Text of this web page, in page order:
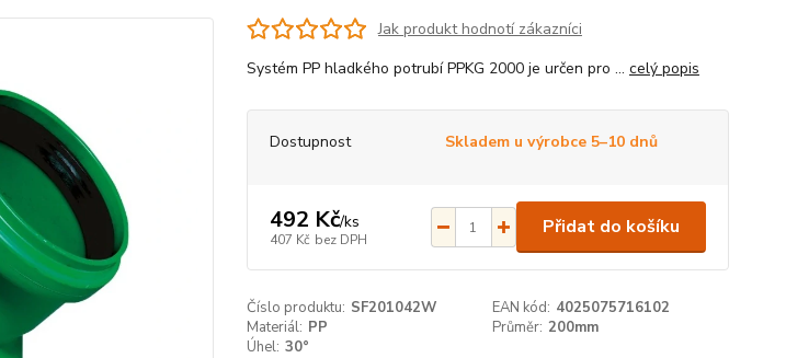
Jak produkt hodnotí zákazníci
Systém PP hladkého potrubí PPKG 2000 je určen pro ... celý popis
Dostupnost Skladem u výrobce 5–10 dnů
492 Kč/ks
407 Kč bez DPH
Přidat do košíku
Číslo produktu: SF201042W EAN kód: 4025075716102
Materiál: PP Průměr: 200mm
Úhel: 30°